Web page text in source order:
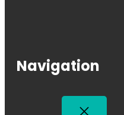
Navigation